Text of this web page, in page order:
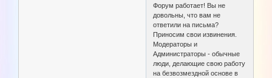
Форум работает! Вы не
довольны, что вам не
ответили на письма?
Приносим свои извинения.
Модераторы и
Администраторы - обычные
люди, делающие свою работу
на безвозмездной основе в